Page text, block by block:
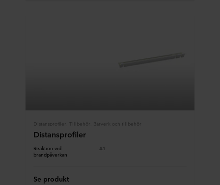
Distansprofiler, Tillbehör, Bärverk och tillbehör
Distansprofiler
Reaktion vid
brandpåverkan
A1
Se produkt